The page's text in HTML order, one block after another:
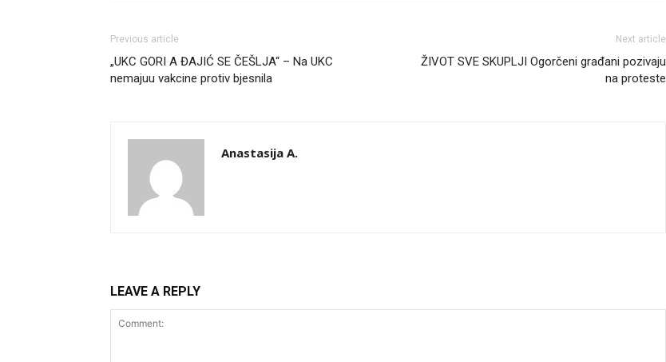
Previous article
„UKC GORI A ĐAJIĆ SE ČEŠLJA“ – Na UKC
nemajuu vakcine protiv bjesnila
Next article
ŽIVOT SVE SKUPLJI Ogorčeni građani pozivaju
na proteste
Anastasija A.
LEAVE A REPLY